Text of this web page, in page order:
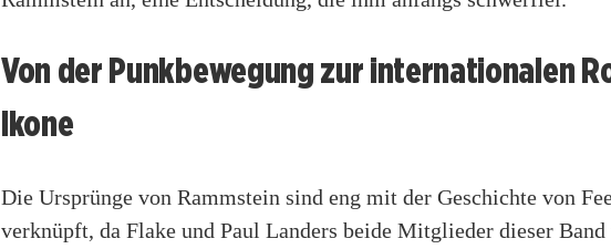
Von der Punkbewegung zur internationalen
Ikone
Die Ursprünge von Rammstein sind eng mit der Geschichte von
verknüpft, da Flake und Paul Landers beide Mitglieder dieser